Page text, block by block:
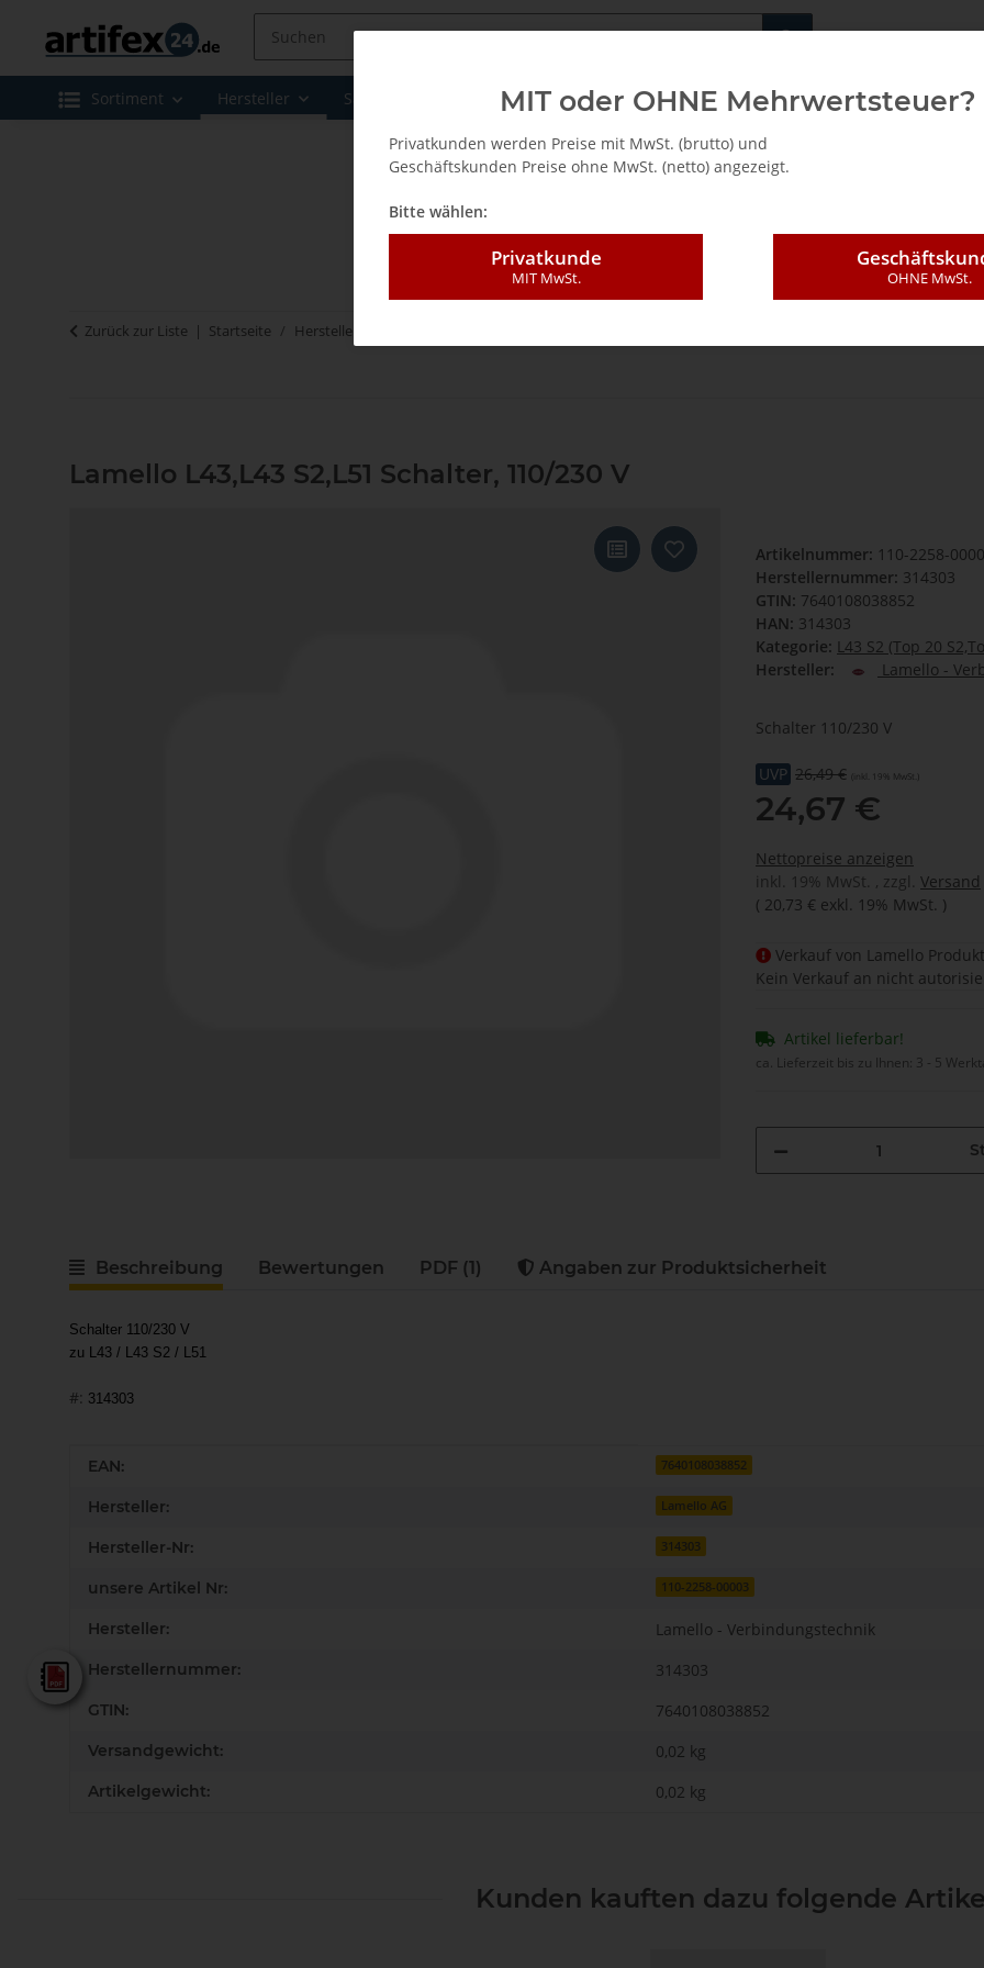
Fachshop für
Sortiment Hersteller Sale Leasing / Mietkauf
Zurück zur Liste Startseite Hersteller
Lamello L43,L43 S2,L51 Schalter, 110/230 V
Artikelnummer: 110-2258-
Herstellernummer: 314303
GTIN: 7640108038852
HAN: 314303
Kategorie: L43 S2 (Top 20
Hersteller:
Lamello -
Schalter 110/230 V
UVP 26,49 € (inkl. 19% MwSt.)
24,67 €
Nettopreise anzeigen
inkl. 19% MwSt. , zzgl. Versand
( 20,73 € exkl. 19% MwSt. )
Verkauf von Lamello
Kein Verkauf an nicht
Artikel lieferbar!
ca. Lieferzeit bis zu Ihnen: 3 - 5
Beschreibung Bewertungen PDF (1) Angaben zur Produktsicherheit
Schalter 110/230 V
zu L43 / L43 S2 / L51
#: 314303
Produkteigenschaft
Wert
EAN: 7640108038852
Hersteller: Lamello AG
Hersteller-Nr: 314303
unsere Artikel Nr: 110-2258-00003
Hersteller: Lamello - Verbindungstechnik
Herstellernummer: 314303
GTIN: 7640108038852
Versandgewicht: 0,02 kg
Artikelgewicht: 0,02 kg
Kunden kauften dazu folgende
Lamello - Gesamtkatalog
MIT oder OHNE Mehrwertsteuer?
Privatkunden werden Preise mit MwSt. (brutto) und
Geschäftskunden Preise ohne MwSt. (netto) angezeigt.
Bitte wählen:
Privatkunde
MIT MwSt. OHNE MwSt.